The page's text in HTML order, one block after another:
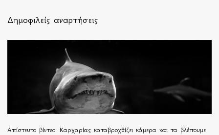
Δημοφιλείς αναρτήσεις
Απίστευτο βίντεο: Καρχαρίας καταβροχθίζει κάμερα και τα βλέπουμε